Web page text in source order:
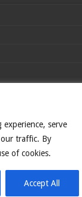
serve
traffic. By
of cookies.
Accept All
Sancto. Sicut erat in
et in sǽcula